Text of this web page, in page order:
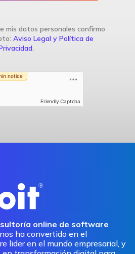
mis datos personales confirmo
Aviso Legal y Política de
.
Friendly Captcha
online de software
ha convertido en el
lider en el mundo empresarial, y